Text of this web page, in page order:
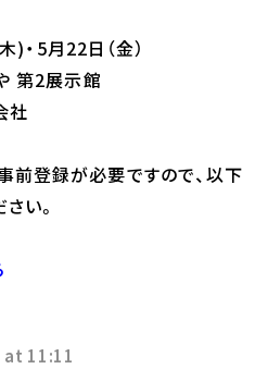
・5月22日（金）
第2展示館
社
前登録が必要ですので、以下
い。
at 11:11